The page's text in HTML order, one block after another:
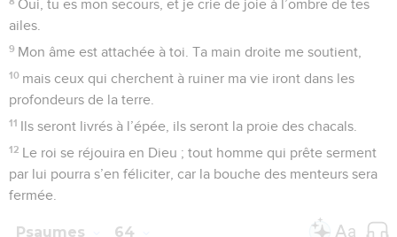
Oui, tu es mon secours, et je crie de joie à l’ombre de tes
ailes.
9 Mon âme est attachée à toi. Ta main droite me soutient,
10 mais ceux qui cherchent à ruiner ma vie iront dans les
profondeurs de la terre.
11 Ils seront livrés à l’épée, ils seront la proie des chacals.
12 Le roi se réjouira en Dieu ; tout homme qui prête serment
par lui pourra s’en féliciter, car la bouche des menteurs sera
fermée.
Psaumes 64